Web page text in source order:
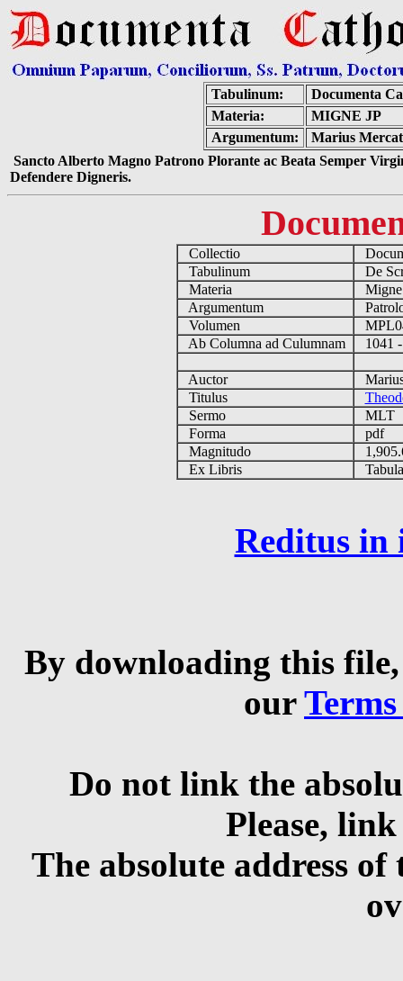
Tabulinum:
Documenta
Materia:
MIGNE JP
Argumentum:
Marius
Sancto Alberto Magno Patrono Plorante ac Beata Semper
Defendere Digneris.
Collectio
Tabulinum
De
Materia
Argumentum
Volumen
Ab Columna ad Culumnam
1041
Auctor
Titulus
Sermo
MLT
Forma
pdf
Magnitudo
Ex Libris
Reditus in
By downloading this
our
Do not link the
Please,
The absolute address